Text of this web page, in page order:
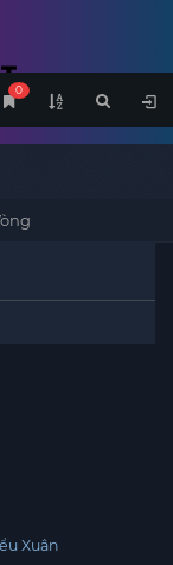
0
Xuân